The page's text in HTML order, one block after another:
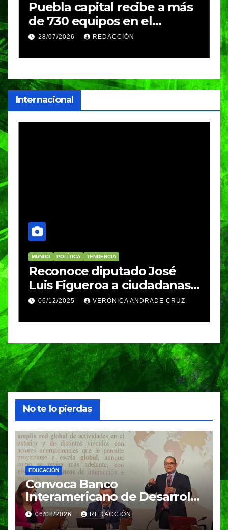
Puebla capital recibe a más
de 730 equipos en el
Festival Máster de Voleibol
28/07/2026 REDACCIÓN
Internacional
MUNDO POLÍTICA TENDENCIA
Reconoce diputado José
Luis Figueroa a ciudadanas y
ciudadanos que
06/12/2025 VERÓNICA ANDRADE CRUZ
No te lo pierdas
EDUCACIÓN
Convoca Banco
Interamericano de Desarrollo
a investigador BUAP para
análisis internacional
06/08/2026 REDACCIÓN